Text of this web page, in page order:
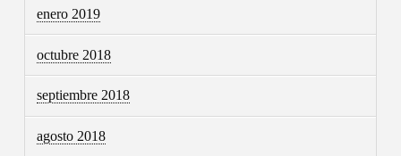
enero 2019
octubre 2018
septiembre 2018
agosto 2018